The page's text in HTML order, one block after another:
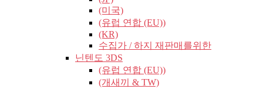
(미국)
(유럽​​ 연합 (EU))
(KR)
수집가 / 하지 재판매를위한
닌텐도 3DS
(유럽​​ 연합 (EU))
(개새끼 & TW)